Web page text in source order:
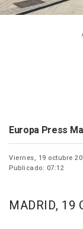
Europa Press
Viernes, 19 octubre
Publicado: 07:12
MADRID, 19